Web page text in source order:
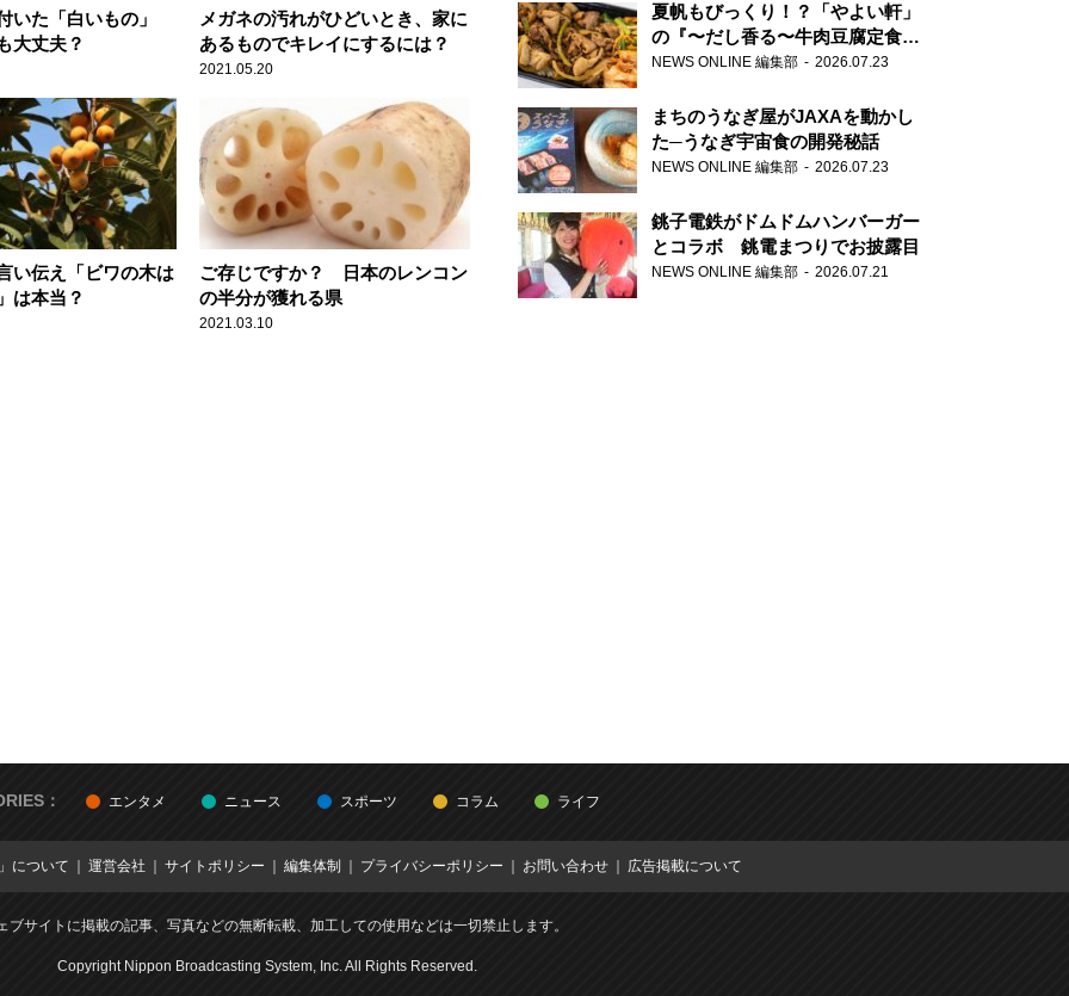
いた「白いもの」
丈夫？
メガネの汚れがひどいとき、家に
あるものでキレイにするには？
2021.05.20
い伝え「ビワの木は
は本当？
ご存じですか？ 日本のレンコン
の半分が獲れる県
2021.03.10
夏帆もびっくり！？「やよい軒」
の『〜だし香る〜牛肉豆腐定食』
が香り高すぎる
NEWS ONLINE 編集部 2026.07.23
まちのうなぎ屋がJAXAを動かし
た─うなぎ宇宙食の開発秘話
NEWS ONLINE 編集部 2026.07.23
銚子電鉄がドムドムハンバーガー
とコラボ 銚電まつりでお披露目
NEWS ONLINE 編集部 2026.07.21
： エンタメ ニュース スポーツ コラム ライフ
について 運営会社 サイトポリシー 編集体制 プライバシーポリシー お問い合わせ 広告掲載について
ブサイトに掲載の記事、写真などの無断転載、加工しての使用などは一切禁止します。
Copyright Nippon Broadcasting System, Inc. All Rights Reserved.